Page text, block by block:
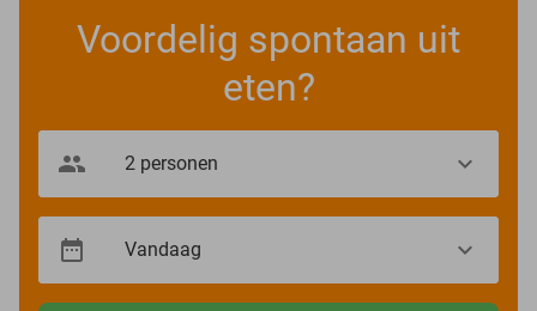
Voordelig spontaan uit
eten?